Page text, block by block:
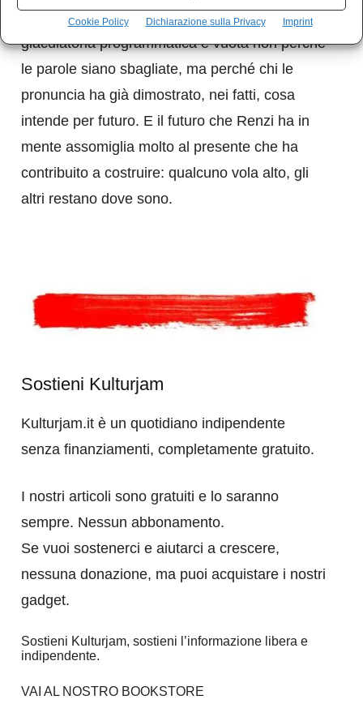
Cookie Policy Dichiarazione sulla Privacy Imprint
indebolito nel corso del proprio governo. La
giaculatoria programmatica è vuota non perché
le parole siano sbagliate, ma perché chi le
pronuncia ha già dimostrato, nei fatti, cosa
intende per futuro. E il futuro che Renzi ha in
mente assomiglia molto al presente che ha
contribuito a costruire: qualcuno vola alto, gli
altri restano dove sono.
Sostieni Kulturjam
Kulturjam.it è un quotidiano indipendente
senza finanziamenti, completamente gratuito.
I nostri articoli sono gratuiti e lo saranno
sempre. Nessun abbonamento.
Se vuoi sostenerci e aiutarci a crescere,
nessuna donazione, ma puoi acquistare i nostri
gadget.
Sostieni Kulturjam, sostieni l’informazione libera e
indipendente.
VAI AL NOSTRO BOOKSTORE